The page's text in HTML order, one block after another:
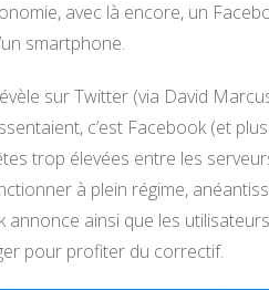
avec là encore, un
smartphone.
sur Twitter (via David
c’est Facebook (et
trop élevées entre les
à plein régime,
annonce ainsi que les
pour profiter du correctif.